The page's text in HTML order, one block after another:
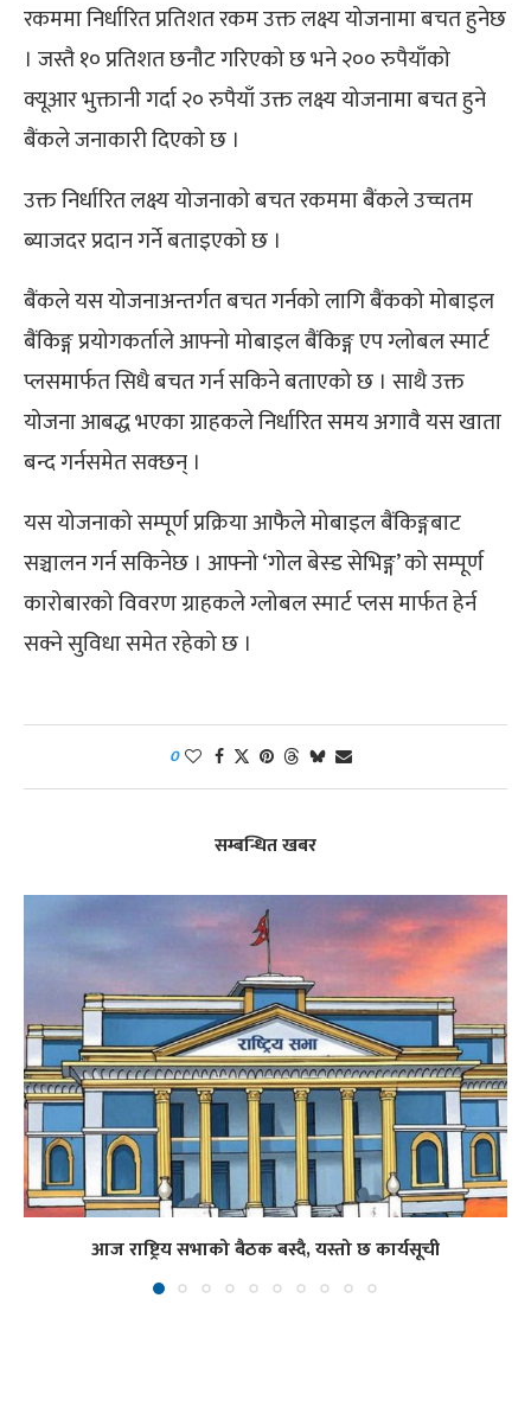
रकममा निर्धारित प्रतिशत रकम उक्त लक्ष्य योजनामा बचत हुनेछ
। जस्तै १० प्रतिशत छनौट गरिएको छ भने २०० रुपैयाँको
क्यूआर भुक्तानी गर्दा २० रुपैयाँ उक्त लक्ष्य योजनामा बचत हुने
बैंकले जनाकारी दिएको छ ।
उक्त निर्धारित लक्ष्य योजनाको बचत रकममा बैंकले उच्चतम
ब्याजदर प्रदान गर्ने बताइएको छ ।
बैंकले यस योजनाअन्तर्गत बचत गर्नको लागि बैंकको मोबाइल
बैंकिङ्ग प्रयोगकर्ताले आफ्नो मोबाइल बैंकिङ्ग एप ग्लोबल स्मार्ट
प्लसमार्फत सिधै बचत गर्न सकिने बताएको छ । साथै उक्त
योजना आबद्ध भएका ग्राहकले निर्धारित समय अगावै यस खाता
बन्द गर्नसमेत सक्छन् ।
यस योजनाको सम्पूर्ण प्रक्रिया आफैले मोबाइल बैंकिङ्गबाट
सञ्चालन गर्न सकिनेछ । आफ्नो ‘गोल बेस्ड सेभिङ्ग’ को सम्पूर्ण
कारोबारको विवरण ग्राहकले ग्लोबल स्मार्ट प्लस मार्फत हेर्न
सक्ने सुविधा समेत रहेको छ ।
0
सम्बन्धित खबर
आज राष्ट्रिय सभाको बैठक बस्दै, यस्तो छ कार्यसूची